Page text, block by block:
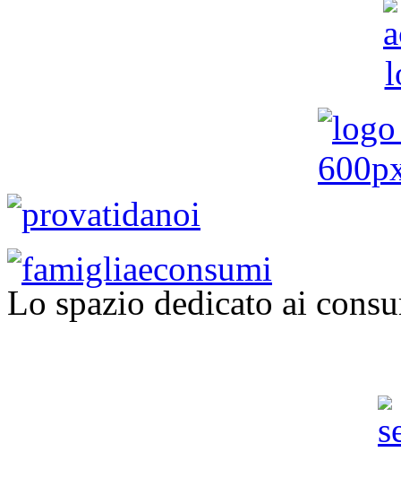
Lo spazio dedicato ai